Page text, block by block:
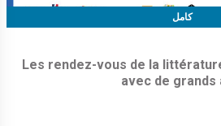
كامل
Les rendez-vous de la
avec de